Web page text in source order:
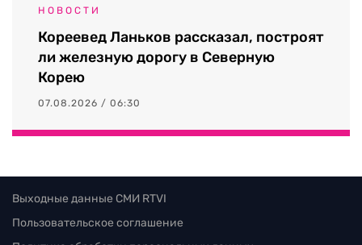
НОВОСТИ
Кореевед Ланьков рассказал, построят
ли железную дорогу в Северную
Корею
07.08.2026 / 06:30
Выходные данные СМИ RTVI
Пользовательское соглашение